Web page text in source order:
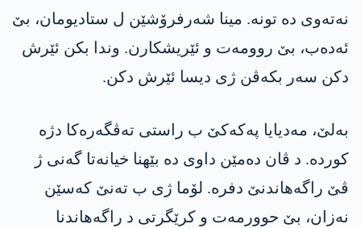
نەتەوی دە تونە. مینا شەرفرۆشێن ل ستادیومان، بێ
ئەدەب، بێ روومەت و ئێریشکارن. وندا بکن ئێرش
دکن سەر بکەڤن ژی دیسا ئێرش دکن.
بەلێ، مەدیایا پەکەکێ ب راستی تەڤگەرەکا دژە
کوردە. د ڤان دەمێن داوی دە بێھنا خیانەتا گەنی ژ
ڤێ راگەھاندنێ دفرە. لۆما ژی ب تەنێ کەسێن
نەزان، بێ حوورمەت و کرێگرتی د راگەهاندنا